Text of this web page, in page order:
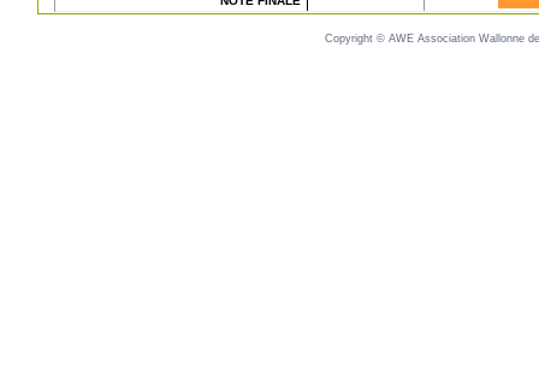
Copyright © AWE Association Wallonne